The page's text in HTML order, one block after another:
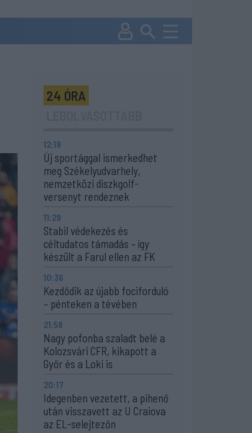
24 ÓRA
12:18
Új sportággal ismerkedhet
meg Székelyudvarhely,
nemzetközi diszkgolf-
versenyt rendeznek
11:29
Stabil védekezés és
céltudatos támadás – így
készült a Farul ellen az FK
10:36
Kezdődik az újabb fociforduló
– pénteken a tévében
21:58
Nagy pofonba szaladt belé a
Kolozsvári CFR, kikapott a
Győr és a Loki is
20:17
Idegenben vezetett, a pihenő
után visszavett az U Craiova
az EL-selejtezőn